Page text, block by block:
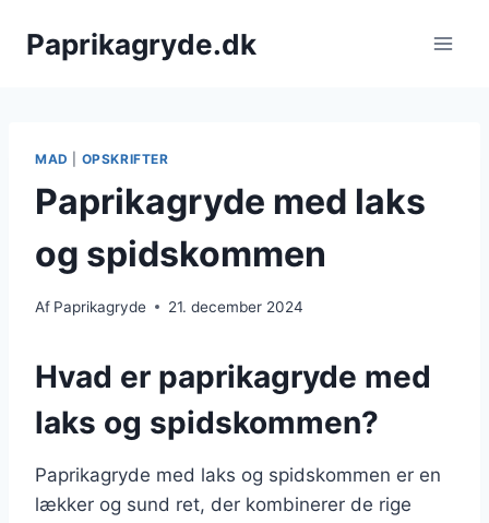
Paprikagryde.dk
MAD OPSKRIFTER
Paprikagryde med laks
og spidskommen
Af Paprikagryde 21. december 2024
Hvad er paprikagryde med
laks og spidskommen?
Paprikagryde med laks og spidskommen er en
lækker og sund ret, der kombinerer de rige